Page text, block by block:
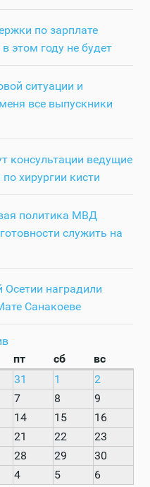
по зарплате
этом году не будет
ситуации и
все выпускники
консультации ведущие
хирургии кисти
политика МВД
служить на
наградили
Санакоеве
пт сб
вс
31 1
2
7 8
9
14 15
16
21 22
23
28 29
30
4 5 6